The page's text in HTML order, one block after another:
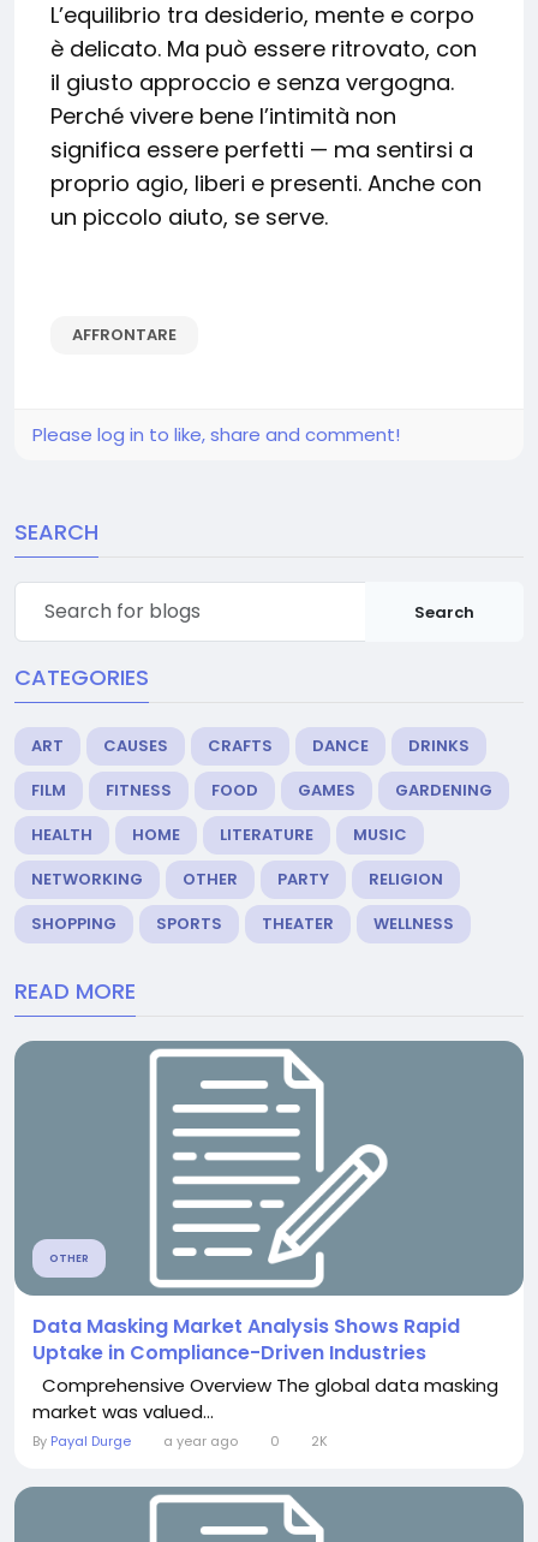
L’equilibrio tra desiderio, mente e corpo
è delicato. Ma può essere ritrovato, con
il giusto approccio e senza vergogna.
Perché vivere bene l’intimità non
significa essere perfetti — ma sentirsi a
proprio agio, liberi e presenti. Anche con
un piccolo aiuto, se serve.
AFFRONTARE
Please log in to like, share and comment!
SEARCH
Search
CATEGORIES
ART CAUSES CRAFTS DANCE
DRINKS
FILM
FITNESS FOOD GAMES
GARDENING
HEALTH
HOME LITERATURE
MUSIC
NETWORKING
OTHER PARTY
RELIGION
SHOPPING
SPORTS THEATER WELLNESS
READ MORE
OTHER
Data Masking Market Analysis Shows Rapid
Uptake in Compliance-Driven Industries
Comprehensive Overview The global data masking
market was valued...
By Payal Durge a year ago 0 2K